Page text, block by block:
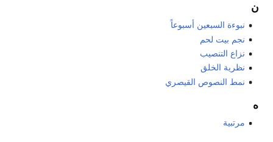
ن
نبوءة السبعين أسبوعاً
نجم بيت لحم
نزاع التنصيب
نظرية الخلق
نمط النصوص القيصري
ه
مرتبية